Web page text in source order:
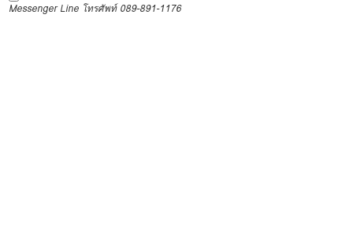
Messenger Line โทรศัพท์ 089-891-1176